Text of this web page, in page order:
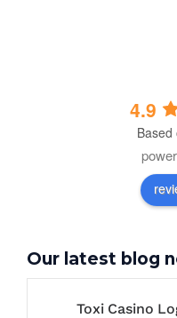
4.9
Our latest blog
Toxi Casino